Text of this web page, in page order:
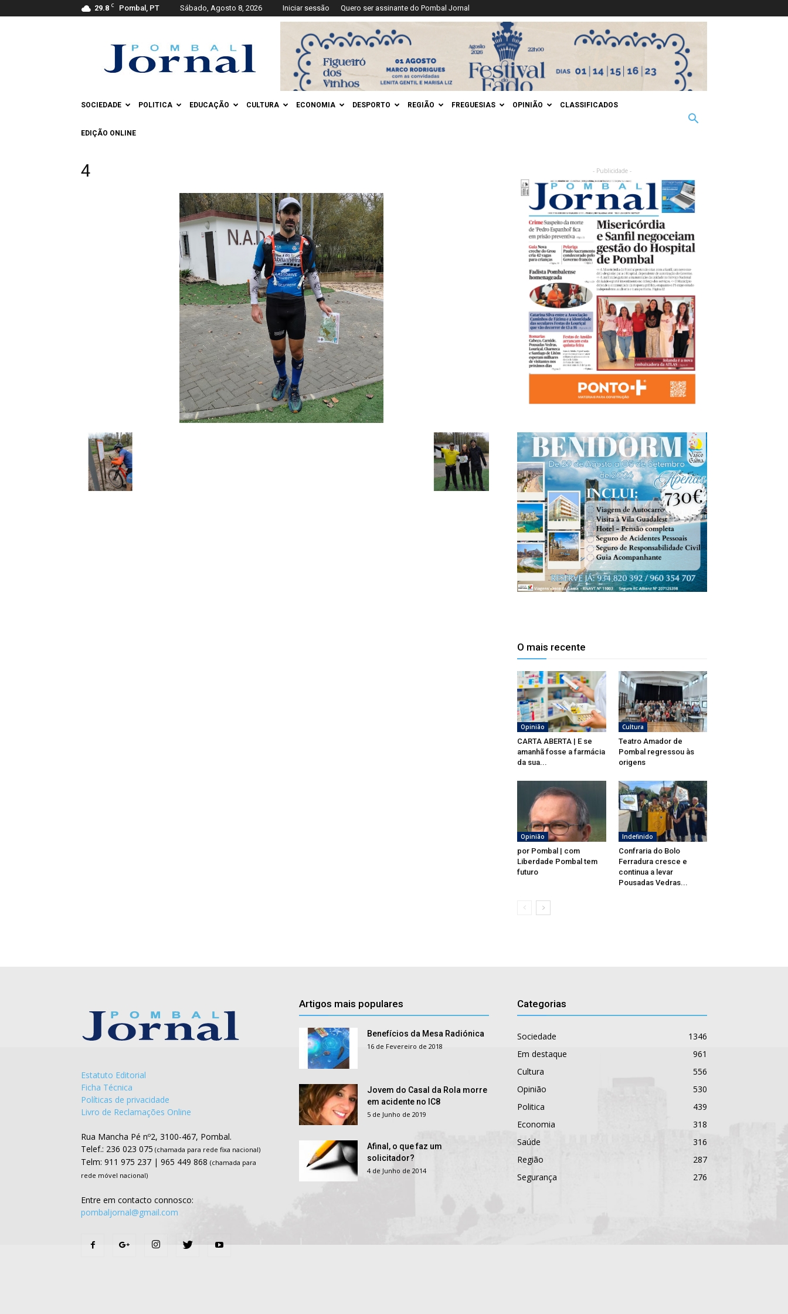
29.8 C Pombal, PT Sábado, Agosto 8, 2026 Iniciar sessão Quero ser assinante do Pombal Jornal
Jornal
SOCIEDADE POLITICA EDUCAÇÃO CULTURA ECONOMIA DESPORTO REGIÃO FREGUESIAS OPINIÃO CLASSIFICADOS
EDIÇÃO ONLINE
4 - Publicidade -
O mais recente
Opinião
CARTA ABERTA | E se
amanhã fosse a farmácia
da sua...
Cultura
Teatro Amador de
Pombal regressou às
origens
Opinião
por Pombal | com
Liberdade Pombal tem
futuro
Indefinido
Confraria do Bolo
Ferradura cresce e
continua a levar
Pousadas Vedras...
Estatuto Editorial
Ficha Técnica
Políticas de privacidade
Livro de Reclamações Online
Rua Mancha Pé nº2, 3100-467, Pombal.
Telef.: 236 023 075 (chamada para rede fixa nacional)
Telm: 911 975 237 | 965 449 868 (chamada para
rede móvel nacional)
Entre em contacto connosco:
pombaljornal@gmail.com
Artigos mais populares
Benefícios da Mesa Radiónica
16 de Fevereiro de 2018
Jovem do Casal da Rola morre
em acidente no IC8
5 de Junho de 2019
Afinal, o que faz um
solicitador?
4 de Junho de 2014
Categorias
Sociedade
1346
Em destaque
961
Cultura
556
Opinião
530
Politica
439
Economia
318
Saúde
316
Região
287
Segurança
276